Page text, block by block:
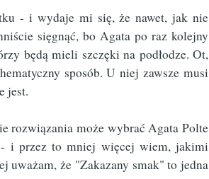
- i wydaje mi się, że nawet, jak nie
sięgnąć, bo Agata po raz kolejny
będą mieli szczęki na podłodze. Ot,
sposób. U niej zawsze musi
jest.
rozwiązania może wybrać Agata Polte
i przez to mniej więcej wiem, jakimi
uważam, że "Zakazany smak" to jedna